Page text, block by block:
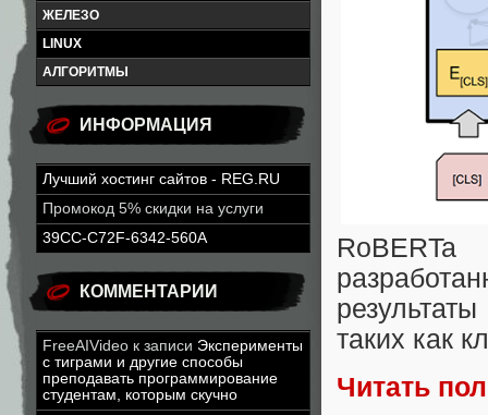
ЖЕЛЕЗО
LINUX
АЛГОРИТМЫ
ИНФОРМАЦИЯ
Лучший хостинг сайтов - REG.RU
Промокод 5% скидки на услуги
39CC-C72F-6342-560A
КОММЕНТАРИИ
FreeAIVideo к записи Эксперименты
с тиграми и другие способы
преподавать программирование
студентам, которым скучно
таких как
Читать